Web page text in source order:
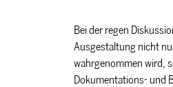
Bei der regen
Ausgestaltung nicht
wahrgenommen wird,
Dokumentations- und